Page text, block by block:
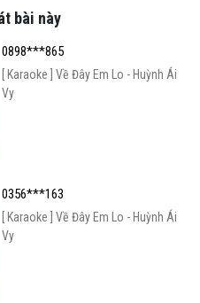
bài này
0898***865
[ Karaoke ] Về Đây Em Lo - Huỳnh Ái
Vy
0356***163
[ Karaoke ] Về Đây Em Lo - Huỳnh Ái
Vy